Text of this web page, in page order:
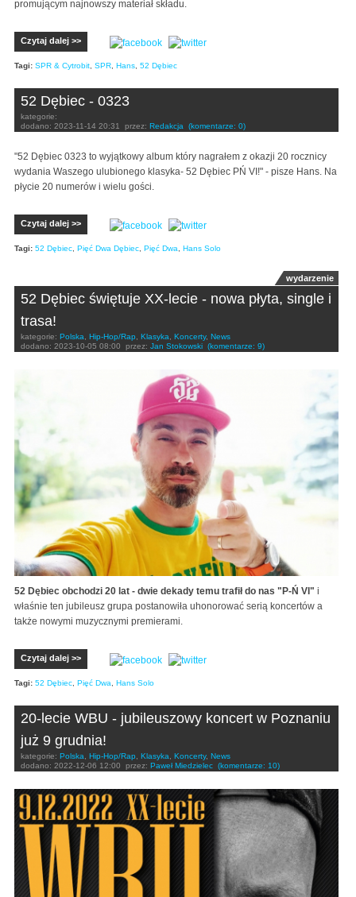
promującym najnowszy materiał składu.
Czytaj dalej >>
Tagi: SPR & Cytrobit SPR Hans 52 Dębiec
52 Dębiec - 0323
kategorie:
dodano: 2023-11-14 20:31 przez: Redakcja (komentarze: 0)
"52 Dębiec 0323 to wyjątkowy album który nagrałem z okazji 20 rocznicy
wydania Waszego ulubionego klasyka- 52 Dębiec PŃ VI!" - pisze Hans. Na
płycie 20 numerów i wielu gości.
Czytaj dalej >>
Tagi: 52 Dębiec Pięć Dwa Dębiec Pięć Dwa Hans Solo
wydarzenie
52 Dębiec świętuje XX-lecie - nowa płyta, single i
trasa!
kategorie: Polska Hip-Hop/Rap Klasyka Koncerty, News
dodano: 2023-10-05 08:00 przez: Jan Stokowski (komentarze: 9)
52 Dębiec obchodzi 20 lat - dwie dekady temu trafił do nas "P-Ń VI" i
właśnie ten jubileusz grupa postanowiła uhonorować serią koncertów a
także nowymi muzycznymi premierami.
Czytaj dalej >>
Tagi: 52 Dębiec Pięć Dwa Hans Solo
20-lecie WBU - jubileuszowy koncert w Poznaniu
już 9 grudnia!
kategorie: Polska Hip-Hop/Rap Klasyka Koncerty, News
dodano: 2022-12-06 12:00 przez: Paweł Miedzielec (komentarze: 10)